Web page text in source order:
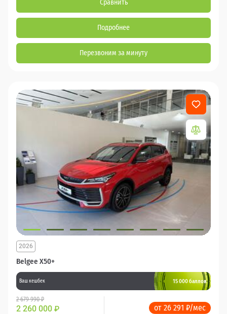
Сравнить
Подробнее
Перезвоним за минуту
Belgee X50+
2026
Ваш кешбек 15 000 баллов
2 679 990 ₽
2 260 000 ₽ от 26 291 ₽/мес